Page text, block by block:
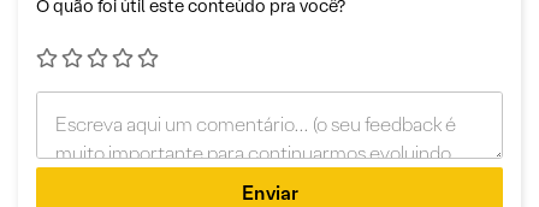
O quão foi útil este conteúdo pra você?
Enviar